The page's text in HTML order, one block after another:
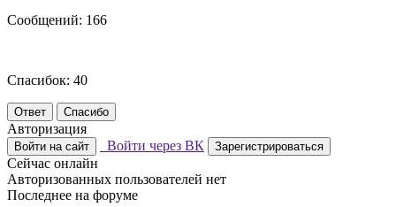
Сообщений: 166
Спасибок: 40
Ответ Спасибо
Авторизация
Войти на сайт Войти через ВК Зарегистрироваться
Сейчас онлайн
Авторизованных пользователей нет
Последнее на форуме